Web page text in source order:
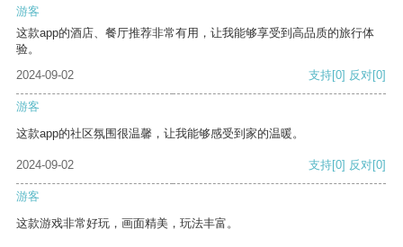
游客
这款app的酒店、餐厅推荐非常有用，让我能够享受到高品质的旅行体
验。
2024-09-02
支持[0] 反对[0]
游客
这款app的社区氛围很温馨，让我能够感受到家的温暖。
2024-09-02 支持[0] 反对[0]
游客
这款游戏非常好玩，画面精美，玩法丰富。